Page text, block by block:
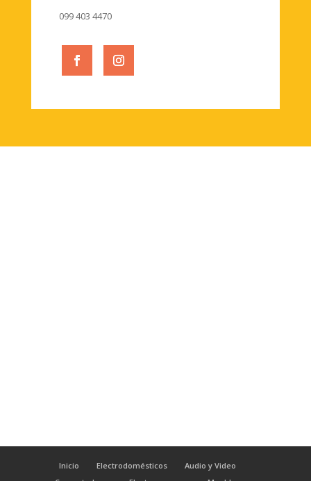
099 403 4470
Inicio Electrodomésticos
Audio y Video